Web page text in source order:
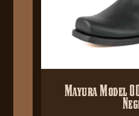
Mayura Model